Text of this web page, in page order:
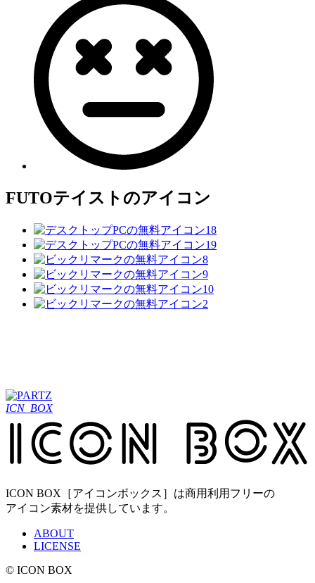
FUTOテイストのアイコン
ICN_BOX
ICON BOX［アイコンボックス］は商用利用フリーの
アイコン素材を提供しています。
ABOUT
LICENSE
© ICON BOX